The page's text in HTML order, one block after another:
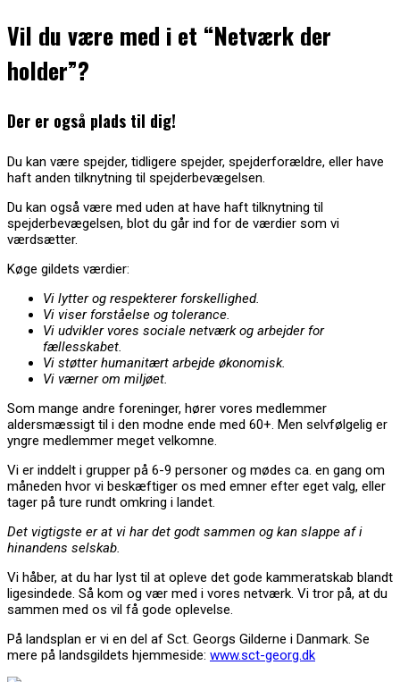
Vil du være med i et “Netværk der
holder”?
Der er også plads til dig!
Du kan være spejder, tidligere spejder, spejderforældre, eller have
haft anden tilknytning til spejderbevægelsen.
Du kan også være med uden at have haft tilknytning til
spejderbevægelsen, blot du går ind for de værdier som vi
værdsætter.
Køge gildets værdier:
Vi lytter og respekterer forskellighed.
Vi viser forståelse og tolerance.
Vi udvikler vores sociale netværk og arbejder for
fællesskabet.
Vi støtter humanitært arbejde økonomisk.
Vi værner om miljøet.
Som mange andre foreninger, hører vores medlemmer
aldersmæssigt til i den modne ende med 60+. Men selvfølgelig er
yngre medlemmer meget velkomne.
Vi er inddelt i grupper på 6-9 personer og mødes ca. en gang om
måneden hvor vi beskæftiger os med emner efter eget valg, eller
tager på ture rundt omkring i landet.
Det vigtigste er at vi har det godt sammen og kan slappe af i
hinandens selskab.
Vi håber, at du har lyst til at opleve det gode kammeratskab blandt
ligesindede. Så kom og vær med i vores netværk. Vi tror på, at du
sammen med os vil få gode oplevelse.
På landsplan er vi en del af Sct. Georgs Gilderne i Danmark. Se
mere på landsgildets hjemmeside: www.sct-georg.dk